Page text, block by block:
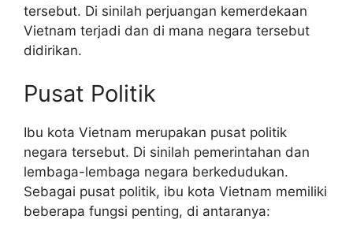
tersebut. Di sinilah perjuangan kemerdekaan
Vietnam terjadi dan di mana negara tersebut
didirikan.
Pusat Politik
Ibu kota Vietnam merupakan pusat politik
negara tersebut. Di sinilah pemerintahan dan
lembaga-lembaga negara berkedudukan.
Sebagai pusat politik, ibu kota Vietnam memiliki
beberapa fungsi penting, di antaranya: